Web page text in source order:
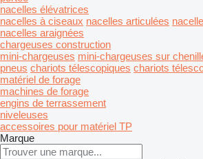
nacelles élévatrices
nacelles à ciseaux nacelles articulées
nacelles araignées
chargeuses construction
mini-chargeuses mini-chargeuses sur
pneus chariots télescopiques chariots
matériel de forage
machines de forage
engins de terrassement
niveleuses
accessoires pour matériel TP
Marque